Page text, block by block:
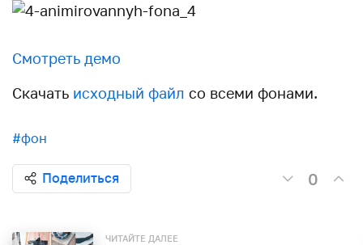
Смотреть демо
Скачать исходный файл со всеми фонами.
#фон
Поделиться 0
ЧИТАЙТЕ ДАЛЕЕ